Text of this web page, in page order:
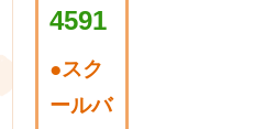
4591
●スク
ールバ